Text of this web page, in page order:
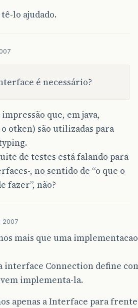
lo ajudado.
é necessário?
que, em java,
otken) são utilizadas para
de testes está falando para
, no sentido de “o que o
fazer”, não?
2007
mais que uma implementacao
interface Connection define
implementa-la.
apenas a Interface para